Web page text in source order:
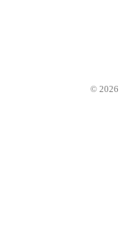
© 2026